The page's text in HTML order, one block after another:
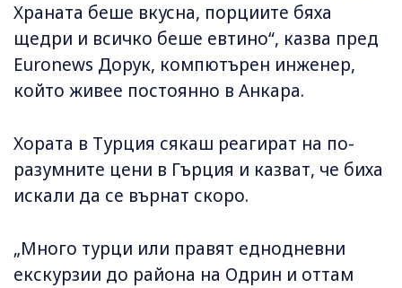
Храната беше вкусна, порциите бяха
щедри и всичко беше евтино“, казва пред
Euronews Дорук, компютърен инженер,
който живее постоянно в Анкара.
Хората в Турция сякаш реагират на по-
разумните цени в Гърция и казват, че биха
искали да се върнат скоро.
„Много турци или правят еднодневни
екскурзии до района на Одрин и оттам